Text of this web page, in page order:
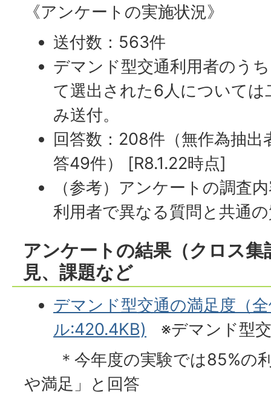
《アンケートの実施状況》
送付数：563件
デマンド型交通利用者のう
て選出された6人については
み送付。
回答数：208件（無作為抽
答49件） [R8.1.22時点]
（参考）アンケートの調査
利用者で異なる質問と共通
アンケートの結果（クロス
見、課題など
デマンド型交通の満足度（
ル:420.4KB) ※デマンド型
＊今年度の実験では85%の利
や満足」と回答